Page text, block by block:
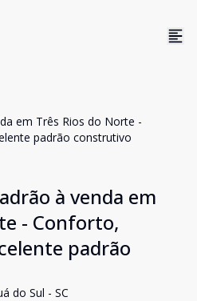
em Três Rios do Norte -
padrão construtivo
à venda em
- Conforto,
padrão
do Sul - SC